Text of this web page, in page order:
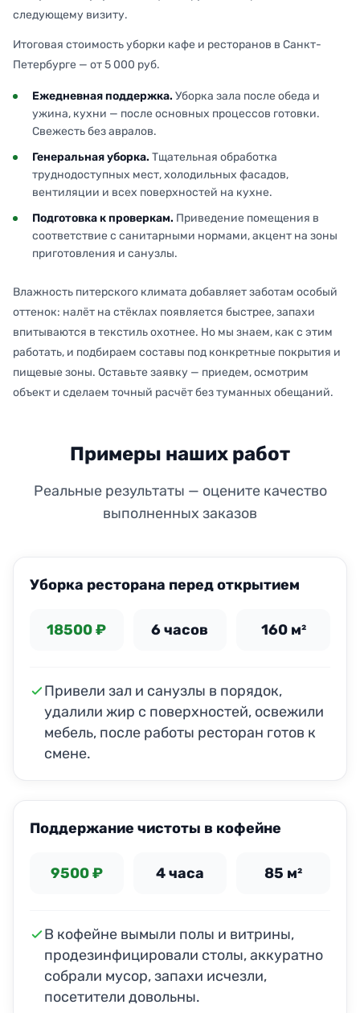
следующему визиту.
Итоговая стоимость уборки кафе и ресторанов в Санкт-
Петербурге — от 5 000 руб.
Ежедневная поддержка. Уборка зала после обеда и
ужина, кухни — после основных процессов готовки.
Свежесть без авралов.
Генеральная уборка. Тщательная обработка
труднодоступных мест, холодильных фасадов,
вентиляции и всех поверхностей на кухне.
Подготовка к проверкам. Приведение помещения в
соответствие с санитарными нормами, акцент на зоны
приготовления и санузлы.
Влажность питерского климата добавляет заботам особый
оттенок: налёт на стёклах появляется быстрее, запахи
впитываются в текстиль охотнее. Но мы знаем, как с этим
работать, и подбираем составы под конкретные покрытия и
пищевые зоны. Оставьте заявку — приедем, осмотрим
объект и сделаем точный расчёт без туманных обещаний.
Примеры наших работ
Реальные результаты — оцените качество
выполненных заказов
Уборка ресторана перед открытием
18500 ₽ 6 часов 160 м²
Привели зал и санузлы в порядок,
удалили жир с поверхностей, освежили
мебель, после работы ресторан готов к
смене.
Поддержание чистоты в кофейне
9500 ₽ 4 часа 85 м²
В кофейне вымыли полы и витрины,
продезинфицировали столы, аккуратно
собрали мусор, запахи исчезли,
посетители довольны.